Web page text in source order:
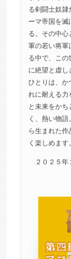
る剣闘士奴
ーマ帝国を滅
る。その中
軍の若い将軍
る中で、こ
に絶望と虚し
ひとりは、か
れに耐える力
と未来をか
く、熱い物
ら生まれた
く楽しめます。
２０２５年